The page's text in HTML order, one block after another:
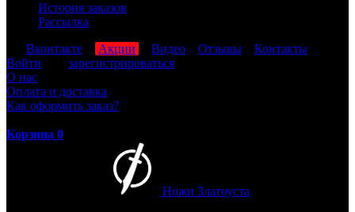
История заказов
Рассылка
Вконтакте Акции Видео Отзывы
Контакты
Войти
зарегистрироваться
О нас
Оплата и доставка
Как оформить заказ?
Корзина 0
Ножи Златоуста